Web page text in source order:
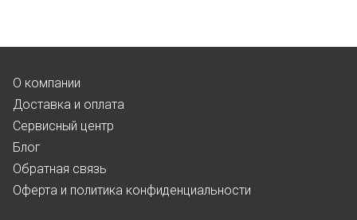
О компании
Доставка и оплата
Сервисный центр
Блог
Обратная связь
Оферта и политика конфиденциальности